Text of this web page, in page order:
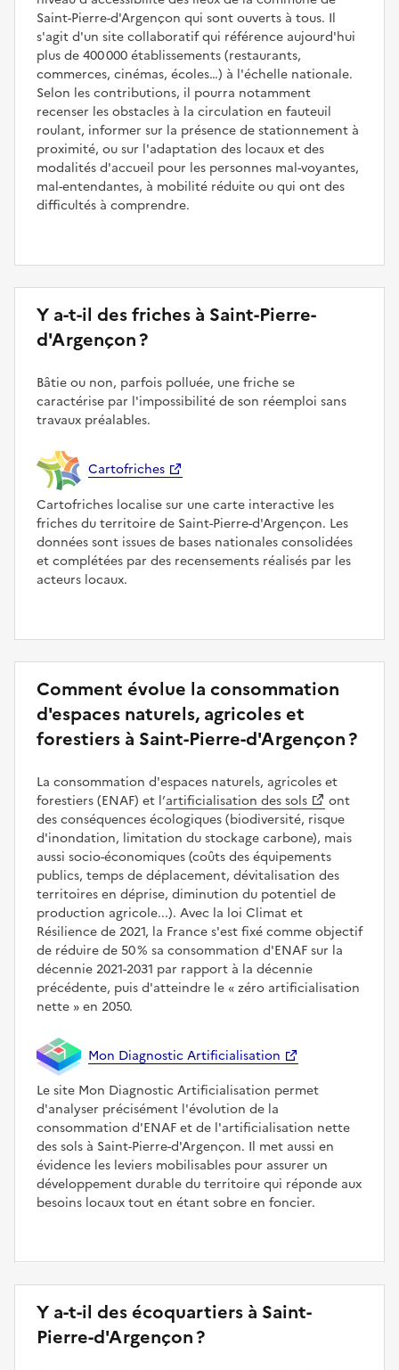
Saint-Pierre-d'Argençon qui sont ouverts à tous. Il
s'agit d'un site collaboratif qui référence aujourd'hui
plus de 400 000 établissements (restaurants,
commerces, cinémas, écoles…) à l'échelle nationale.
Selon les contributions, il pourra notamment
recenser les obstacles à la circulation en fauteuil
roulant, informer sur la présence de stationnement à
proximité, ou sur l'adaptation des locaux et des
modalités d'accueil pour les personnes mal-voyantes,
mal-entendantes, à mobilité réduite ou qui ont des
difficultés à comprendre.
Y a-t-il des friches à Saint-Pierre-
d'Argençon ?
Bâtie ou non, parfois polluée, une friche se
caractérise par l'impossibilité de son réemploi sans
travaux préalables.
Cartofriches
Cartofriches localise sur une carte interactive les
friches du territoire de Saint-Pierre-d'Argençon. Les
données sont issues de bases nationales consolidées
et complétées par des recensements réalisés par les
acteurs locaux.
Comment évolue la consommation
d'espaces naturels, agricoles et
forestiers à Saint-Pierre-d'Argençon ?
La consommation d'espaces naturels, agricoles et
forestiers (ENAF) et l’artificialisation des sols
ont
des conséquences écologiques (biodiversité, risque
d'inondation, limitation du stockage carbone), mais
aussi socio-économiques (coûts des équipements
publics, temps de déplacement, dévitalisation des
territoires en déprise, diminution du potentiel de
production agricole...). Avec la loi Climat et
Résilience de 2021, la France s'est fixé comme objectif
de réduire de 50 % sa consommation d'ENAF sur la
décennie 2021-2031 par rapport à la décennie
précédente, puis d'atteindre le
zéro artificialisation
nette
en 2050.
Mon Diagnostic Artificialisation
Le site Mon Diagnostic Artificialisation permet
d'analyser précisément l'évolution de la
consommation d'ENAF et de l'artificialisation nette
des sols à Saint-Pierre-d'Argençon. Il met aussi en
évidence les leviers mobilisables pour assurer un
développement durable du territoire qui réponde aux
besoins locaux tout en étant sobre en foncier.
Y a-t-il des écoquartiers à Saint-
Pierre-d'Argençon ?